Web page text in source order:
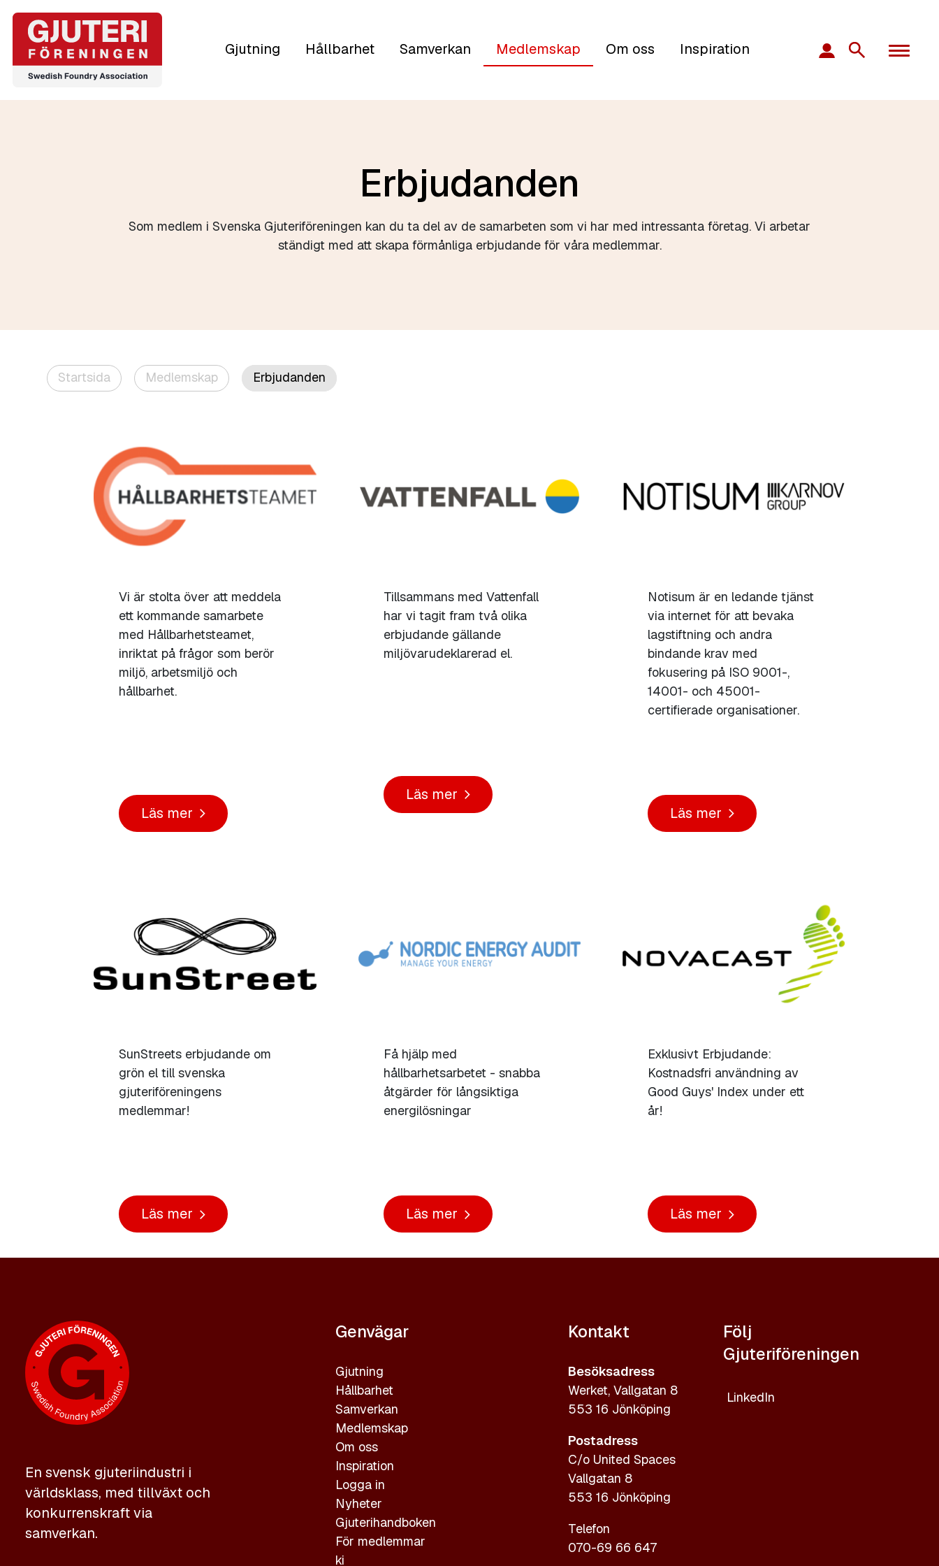
Gjutning Hållbarhet Samverkan Medlemskap Om oss Inspiration
Erbjudanden
Som medlem i Svenska Gjuteriföreningen kan du ta del av de samarbeten som vi har med intressanta företag. Vi arbetar
ständigt med att skapa förmånliga erbjudande för våra medlemmar.
Startsida Medlemskap Erbjudanden
Vi är stolta över att meddela
ett kommande samarbete
med Hållbarhetsteamet,
inriktat på frågor som berör
miljö, arbetsmiljö och
hållbarhet.
Läs mer
Tillsammans med Vattenfall
har vi tagit fram två olika
erbjudande gällande
miljövarudeklarerad el.
Läs mer
Notisum är en ledande tjänst
via internet för att bevaka
lagstiftning och andra
bindande krav med
fokusering på ISO 9001-,
14001- och 45001-
certifierade organisationer.
Läs mer
SunStreets erbjudande om
grön el till svenska
gjuteriföreningens
medlemmar!
Läs mer
Få hjälp med
hållbarhetsarbetet - snabba
åtgärder för långsiktiga
energilösningar
Läs mer
Exklusivt Erbjudande:
Kostnadsfri användning av
Good Guys' Index under ett
år!
Läs mer
En svensk gjuteriindustri i
världsklass, med tillväxt och
konkurrenskraft via
samverkan.
Genvägar
Gjutning
Hållbarhet
Samverkan
Medlemskap
Om oss
Inspiration
Logga in
Nyheter
Gjuterihandboken
För medlemmar
ki
Kontakt
Besöksadress
Werket, Vallgatan 8
553 16 Jönköping
Postadress
C/o United Spaces
Vallgatan 8
553 16 Jönköping
Telefon
070-69 66 647
Följ
Gjuteriföreningen
LinkedIn